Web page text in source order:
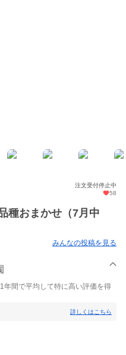
注文受付停止中
58
種おまかせ（7月中
みんなの投稿を見る
年間で平均して特に高い評価を得
詳しくはこちら